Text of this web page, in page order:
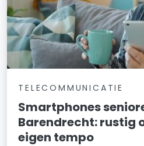
TELECOMMUNICATIE
Smartphones
Barendrecht: rustig
eigen tempo